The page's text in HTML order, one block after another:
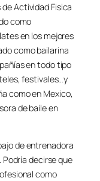
Actividad Fisica
como
en los mejores
como bailarina
en todo tipo
festivales…y
como en Mexico,
de baile en
de entrenadora
Podría decirse que
como